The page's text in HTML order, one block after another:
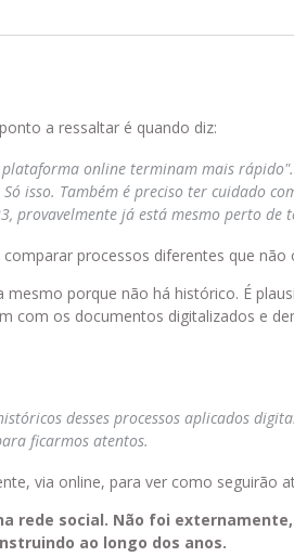
a ressaltar é quando diz:
online terminam mais
isso. Também é preciso ter cuidado
provavelmente já está mesmo perto de
processos diferentes que não
porque não há histórico. É
com os documentos digitalizados e
desses processos aplicados
ficarmos atentos.
via online, para ver como seguirão
rede social. Não foi
ao longo dos anos.